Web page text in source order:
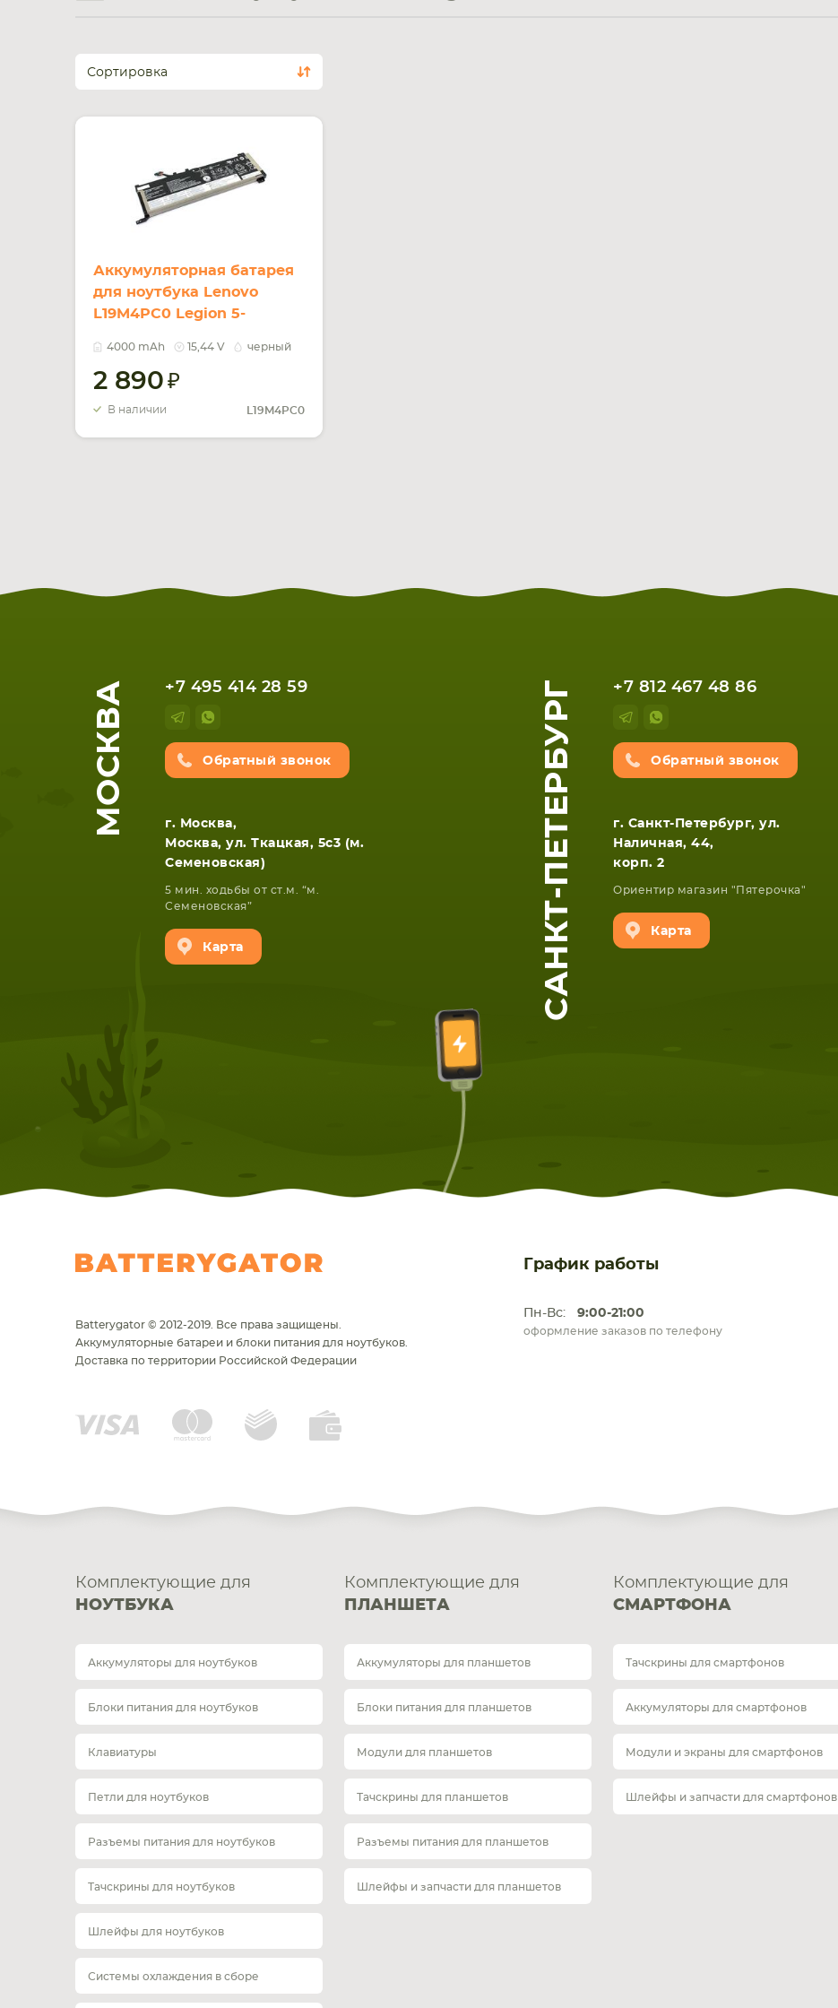
Сортировка
Аккумуляторная батарея
для ноутбука Lenovo
L19M4PC0 Legion 5-
4000mAh OEM
4000 mAh 15,44 V черный
2 890
В наличии L19M4PC0
МОСКВА +7 495 414 28 59
Обратный звонок
г. Москва,
Москва, ул. Ткацкая, 5с3 (м.
Семеновская)
5 мин. ходьбы от ст.м. “м.
Семеновская”
Карта САНКТ-ПЕТЕРБУРГ +7 812 467 48 86
Обратный звонок
г. Санкт-Петербург, ул.
Наличная, 44,
корп. 2
Ориентир магазин "Пятерочка"
Карта
График работы
Пн-Вс: 9:00-21:00
оформление заказов по телефону
Batterygator © 2012-2019. Все права защищены.
Аккумуляторные батареи и блоки питания для ноутбуков.
Доставка по территории Российской Федерации
Комплектующие для
НОУТБУКА
Аккумуляторы для ноутбуков
Блоки питания для ноутбуков
Клавиатуры
Петли для ноутбуков
Разъемы питания для ноутбуков
Тачскрины для ноутбуков
Шлейфы для ноутбуков
Системы охлаждения в сборе
Комплектующие для
ПЛАНШЕТА
Аккумуляторы для планшетов
Блоки питания для планшетов
Модули для планшетов
Тачскрины для планшетов
Разъемы питания для планшетов
Шлейфы и запчасти для планшетов
Комплектующие для
СМАРТФОНА
Тачскрины для смартфонов
Аккумуляторы для смартфонов
Модули и экраны для смартфонов
Шлейфы и запчасти для смартфонов